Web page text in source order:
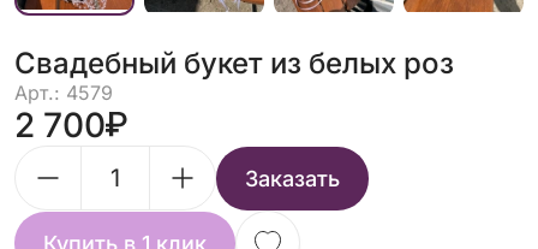
Свадебный букет из белых роз
Арт.: 4579
2 700
Заказать
Купить в 1 клик